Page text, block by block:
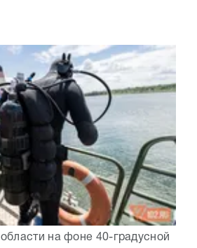
на фоне 40-градусной